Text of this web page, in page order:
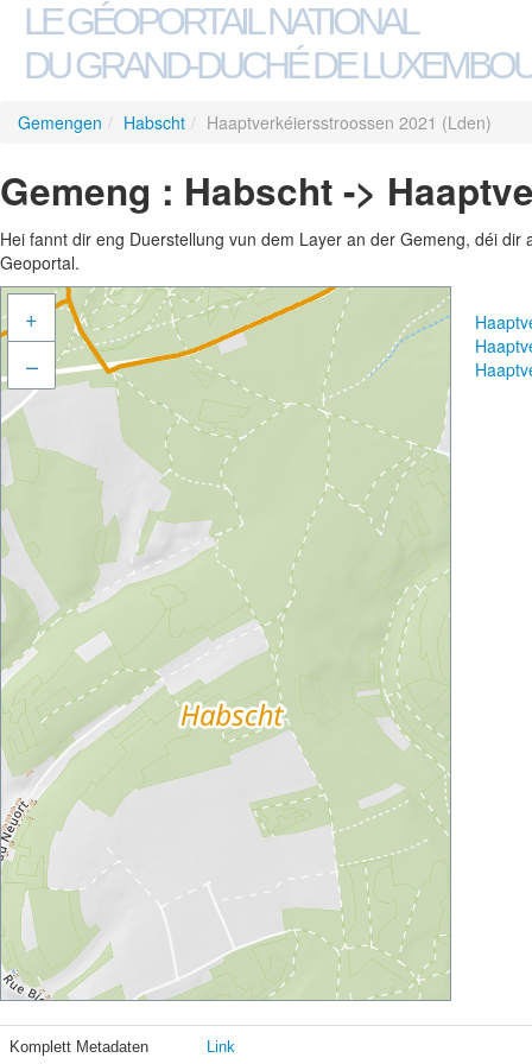
LE GÉOPORTAIL NATIONAL
DU GRAND-DUCHÉ DE
Gemengen / Habscht / Haaptverkéiersstroossen 2021 (Lden)
Gemeng : Habscht ->
Hei fannt dir eng Duerstellung vun dem Layer an der Gemeng, déi
Geoportal.
+
–
Komplett Metadaten Link